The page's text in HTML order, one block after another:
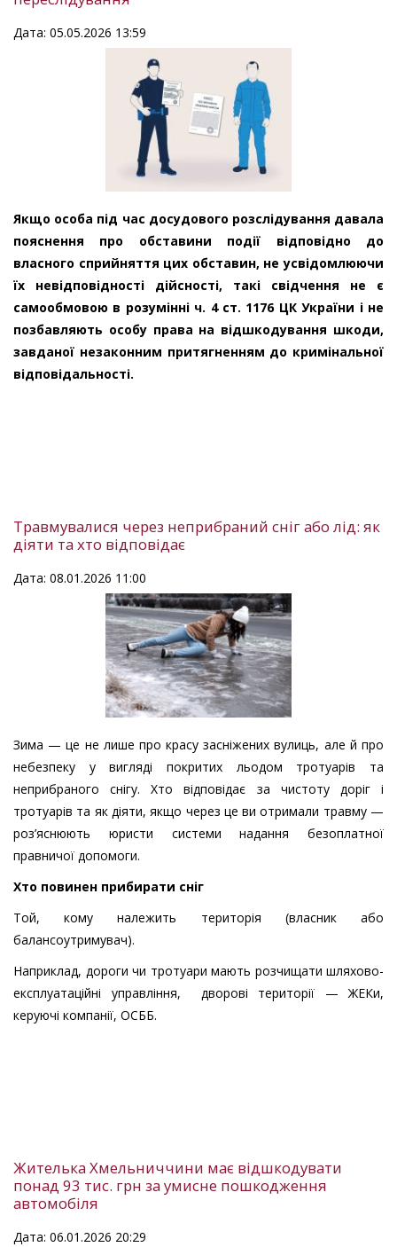
Дата: 05.05.2026 13:59
Якщо особа під час досудового розслідування давала
пояснення про обставини події відповідно до
власного сприйняття цих обставин, не усвідомлюючи
їх невідповідності дійсності, такі свідчення не є
самообмовою в розумінні ч. 4 ст. 1176 ЦК України і не
позбавляють особу права на відшкодування шкоди,
завданої незаконним притягненням до кримінальної
відповідальності.
Травмувалися через неприбраний сніг або лід: як
діяти та хто відповідає
Дата: 08.01.2026 11:00
Зима — це не лише про красу засніжених вулиць, але й про
небезпеку у вигляді покритих льодом тротуарів та
неприбраного снігу. Хто відповідає за чистоту доріг і
тротуарів та як діяти, якщо через це ви отримали травму —
роз’яснюють юристи системи надання безоплатної
правничої допомоги.
Хто повинен прибирати сніг
Той, кому належить територія (власник або
балансоутримувач).
Наприклад, дороги чи тротуари мають розчищати шляхово-
експлуатаційні управління, дворові території — ЖЕКи,
керуючі компанії, ОСББ.
Жителька Хмельниччини має відшкодувати
понад 93 тис. грн за умисне пошкодження
автомобіля
Дата: 06.01.2026 20:29